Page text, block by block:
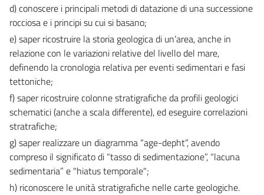
d) conoscere i principali metodi di datazione di una successione
rocciosa e i principi su cui si basano;
e) saper ricostruire la storia geologica di un’area, anche in
relazione con le variazioni relative del livello del mare,
definendo la cronologia relativa per eventi sedimentari e fasi
tettoniche;
f) saper ricostruire colonne stratigrafiche da profili geologici
schematici (anche a scala differente), ed eseguire correlazioni
stratrafiche;
g) saper realizzare un diagramma “age-depht”, avendo
compreso il significato di “tasso di sedimentazione”, “lacuna
sedimentaria” e "hiatus temporale";
h) riconoscere le unità stratigrafiche nelle carte geologiche.